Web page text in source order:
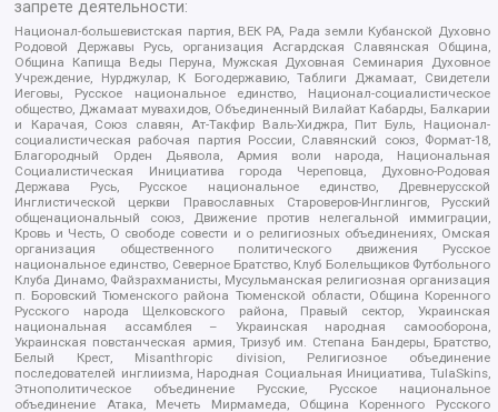
запрете деятельности:
Национал-большевистская партия, ВЕК РА, Рада земли Кубанской Духовно
Родовой Державы Русь, организация Асгардская Славянская Община,
Община Капища Веды Перуна, Мужская Духовная Семинария Духовное
Учреждение, Нурджулар, К Богодержавию, Таблиги Джамаат, Свидетели
Иеговы, Русское национальное единство, Национал-социалистическое
общество, Джамаат мувахидов, Объединенный Вилайат Кабарды, Балкарии
и Карачая, Союз славян, Ат-Такфир Валь-Хиджра, Пит Буль, Национал-
социалистическая рабочая партия России, Славянский союз, Формат-18,
Благородный Орден Дьявола, Армия воли народа, Национальная
Социалистическая Инициатива города Череповца, Духовно-Родовая
Держава Русь, Русское национальное единство, Древнерусской
Инглистической церкви Православных Староверов-Инглингов, Русский
общенациональный союз, Движение против нелегальной иммиграции,
Кровь и Честь, О свободе совести и о религиозных объединениях, Омская
организация общественного политического движения Русское
национальное единство, Северное Братство, Клуб Болельщиков Футбольного
Клуба Динамо, Файзрахманисты, Мусульманская религиозная организация
п. Боровский Тюменского района Тюменской области, Община Коренного
Русского народа Щелковского района, Правый сектор, Украинская
национальная ассамблея – Украинская народная самооборона,
Украинская повстанческая армия, Тризуб им. Степана Бандеры, Братство,
Белый Крест, Misanthropic division, Религиозное объединение
последователей инглиизма, Народная Социальная Инициатива, TulaSkins,
Этнополитическое объединение Русские, Русское национальное
объединение Атака, Мечеть Мирмамеда, Община Коренного Русского